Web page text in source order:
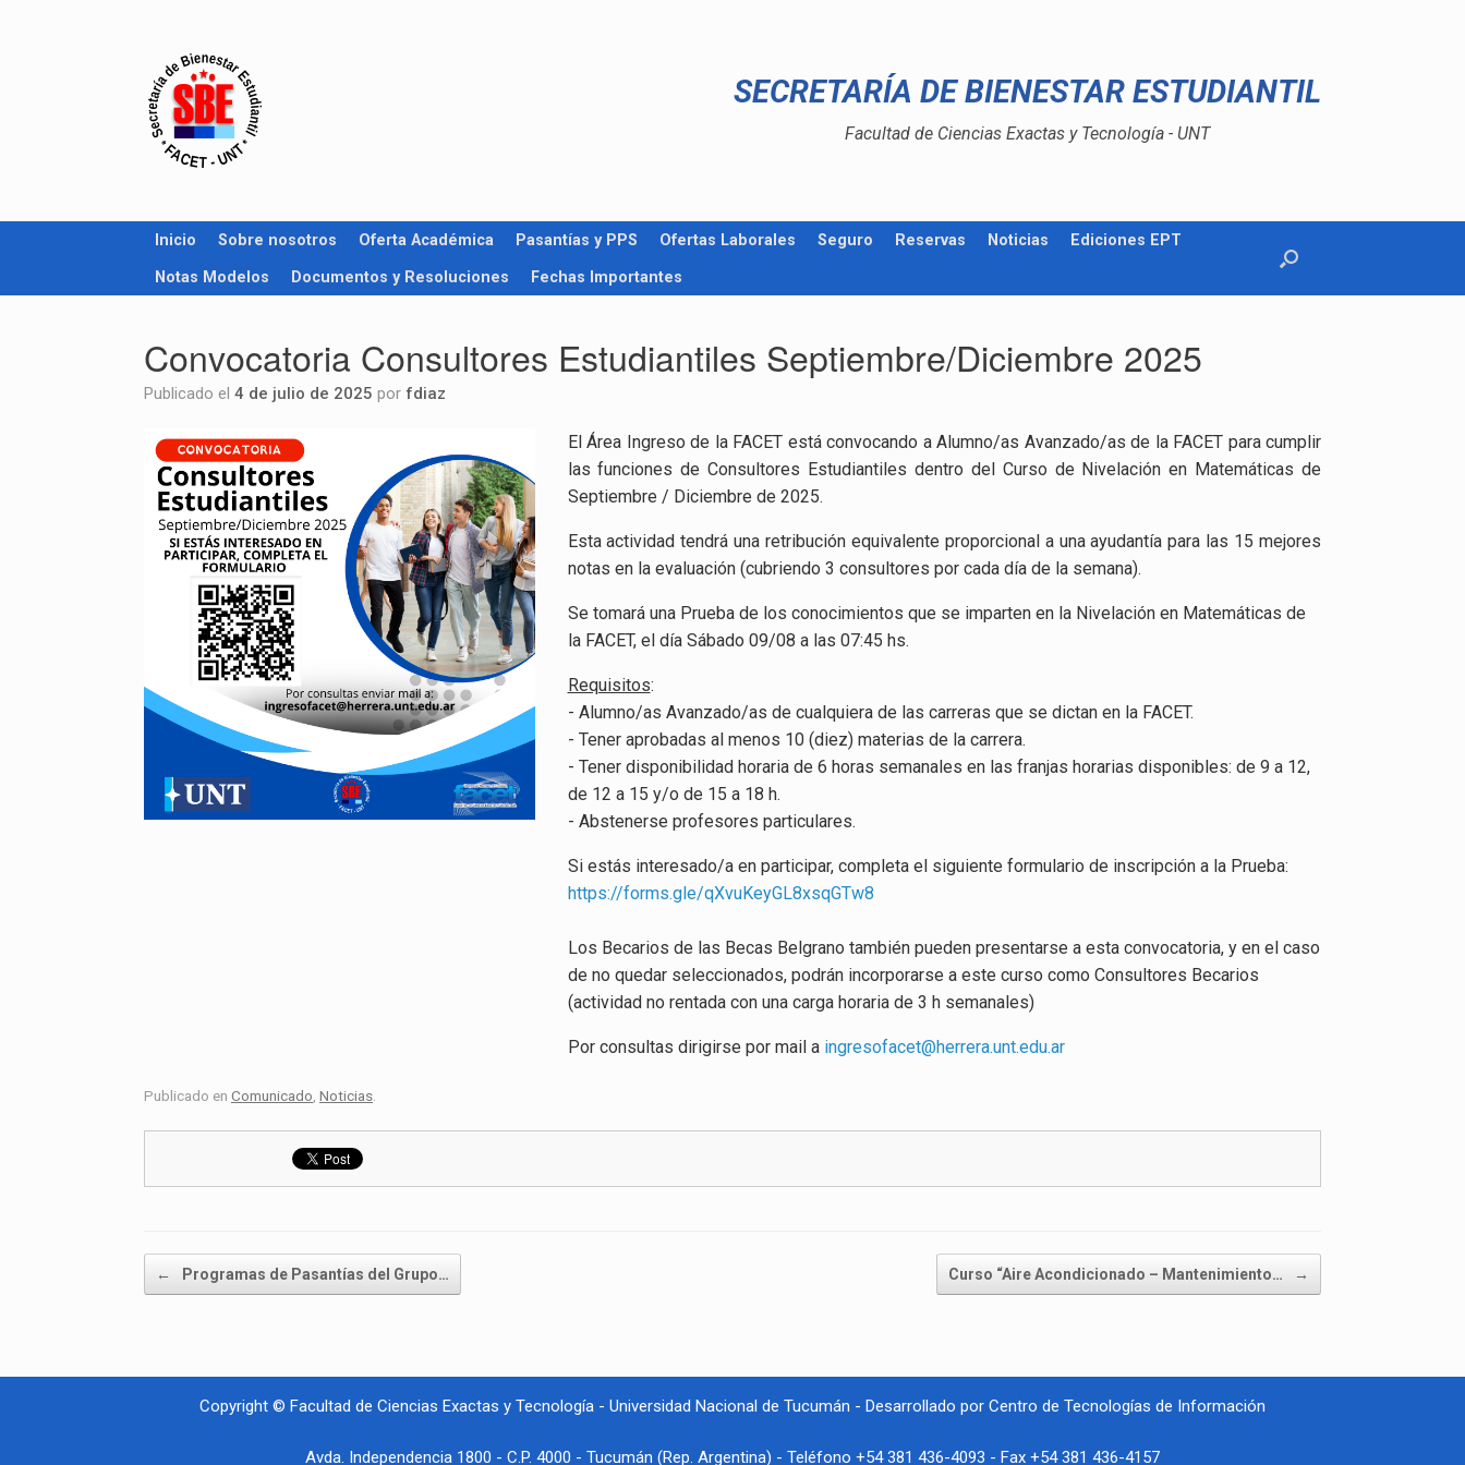
SECRETARÍA DE BIENESTAR ESTUDIANTIL
Facultad de Ciencias Exactas y Tecnología - UNT
Inicio Sobre nosotros Oferta Académica Pasantías y PPS Ofertas Laborales Seguro Reservas Noticias Ediciones EPT
Notas Modelos Documentos y Resoluciones Fechas Importantes
Convocatoria Consultores Estudiantiles Septiembre/Diciembre 2025
Publicado el 4 de julio de 2025 por fdiaz
El Área Ingreso de la FACET está convocando a Alumno/as Avanzado/as de la FACET para cumplir
las funciones de Consultores Estudiantiles dentro del Curso de Nivelación en Matemáticas de
Septiembre / Diciembre de 2025.
Esta actividad tendrá una retribución equivalente proporcional a una ayudantía para las 15 mejores
notas en la evaluación (cubriendo 3 consultores por cada día de la semana).
Se tomará una Prueba de los conocimientos que se imparten en la Nivelación en Matemáticas de
la FACET, el día Sábado 09/08 a las 07:45 hs.
Requisitos:
- Alumno/as Avanzado/as de cualquiera de las carreras que se dictan en la FACET.
- Tener aprobadas al menos 10 (diez) materias de la carrera.
- Tener disponibilidad horaria de 6 horas semanales en las franjas horarias disponibles: de 9 a 12,
de 12 a 15 y/o de 15 a 18 h.
- Abstenerse profesores particulares.
Si estás interesado/a en participar, completa el siguiente formulario de inscripción a la Prueba:
https://forms.gle/qXvuKeyGL8xsqGTw8
Los Becarios de las Becas Belgrano también pueden presentarse a esta convocatoria, y en el caso
de no quedar seleccionados, podrán incorporarse a este curso como Consultores Becarios
(actividad no rentada con una carga horaria de 3 h semanales)
Por consultas dirigirse por mail a ingresofacet@herrera.unt.edu.ar
Publicado en Comunicado, Noticias.
Navegador de artículos
← Programas de Pasantías del Grupo… Curso “Aire Acondicionado – Mantenimiento… →
Copyright © Facultad de Ciencias Exactas y Tecnología - Universidad Nacional de Tucumán - Desarrollado por Centro de Tecnologías de Información
Avda. Independencia 1800 - C.P. 4000 - Tucumán (Rep. Argentina) - Teléfono +54 381 436-4093 - Fax +54 381 436-4157